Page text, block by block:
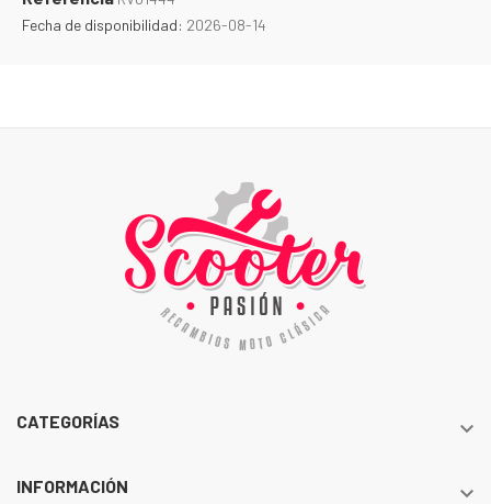
Fecha de disponibilidad: 2026-08-14
CATEGORÍAS 
INFORMACIÓN 